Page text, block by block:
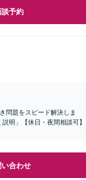
談予約
問題をスピード解決しま
明」【休日・夜間相談可】
い合わせ